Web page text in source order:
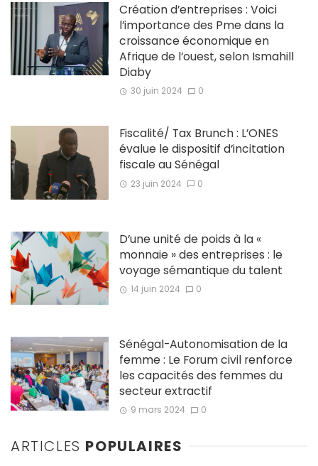
Création d’entreprises : Voici
l’importance des Pme dans la
croissance économique en
Afrique de l’ouest, selon Ismahill
Diaby
30 juin 2024 0
Fiscalité/ Tax Brunch : L’ONES
évalue le dispositif d’incitation
fiscale au Sénégal
23 juin 2024 0
D’une unité de poids à la «
monnaie » des entreprises : le
voyage sémantique du talent
14 juin 2024 0
Sénégal-Autonomisation de la
femme : Le Forum civil renforce
les capacités des femmes du
secteur extractif
9 mars 2024 0
ARTICLES POPULAIRES